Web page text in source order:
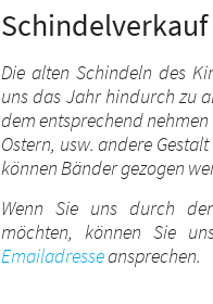
Schindelverkauf
Die alten Schindeln des
uns das Jahr hindurch zu
dem entsprechend nehmen
Ostern, usw. andere
können Bänder gezogen
Wenn Sie uns durch
möchten, können Sie
Emailadresseansprechen.